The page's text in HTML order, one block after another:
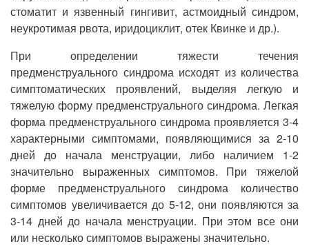
стоматит и язвенный гингивит, астмоидный синдром,
неукротимая рвота, иридоциклит, отек Квинке и др.).
При определении тяжести течения
предменструального синдрома исходят из количества
симптоматических проявлений, выделяя легкую и
тяжелую форму предменструального синдрома. Легкая
форма предменструального синдрома проявляется 3-4
характерными симптомами, появляющимися за 2-10
дней до начала менструации, либо наличием 1-2
значительно выраженных симптомов. При тяжелой
форме предменструального синдрома количество
симптомов увеличивается до 5-12, они появляются за
3-14 дней до начала менструации. При этом все они
или несколько симптомов выражены значительно.